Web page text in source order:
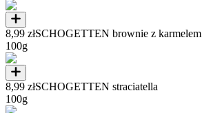
8,99 złSCHOGETTEN brownie z karmelem
100g
8,99 złSCHOGETTEN straciatella
100g